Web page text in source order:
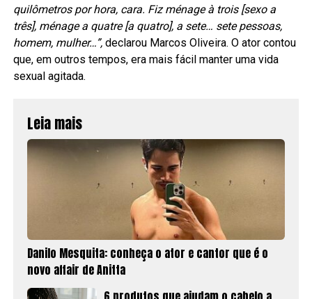
quilômetros por hora, cara. Fiz ménage à trois [sexo a
três], ménage a quatre [a quatro], a sete… sete pessoas,
homem, mulher…”,declarou Marcos Oliveira. O ator contou
que, em outros tempos, era mais fácil manter uma vida
sexual agitada.
Leia mais
Danilo Mesquita: conheça o ator e cantor que é o
novo affair de Anitta